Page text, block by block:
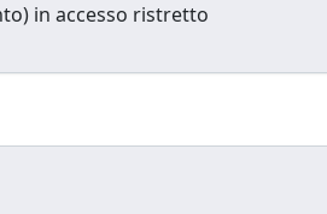
in accesso ristretto